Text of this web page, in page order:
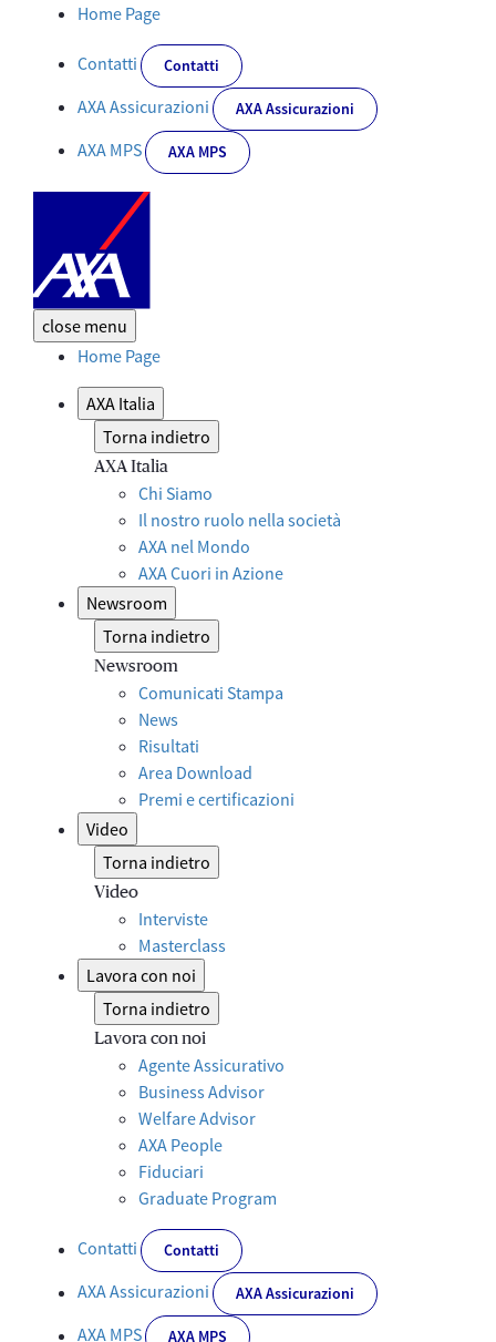
AXA e Banca MPS al fianco delle PMI italiane con servizi di
Home Page
Contatti Contatti
AXA Assicurazioni AXA Assicurazioni
AXA MPS AXA MPS
close menu
Home Page
AXA Italia
Torna indietro
AXA Italia
Chi Siamo
Il nostro ruolo nella società
AXA nel Mondo
AXA Cuori in Azione
Newsroom
Torna indietro
Newsroom
Comunicati Stampa
News
Risultati
Area Download
Premi e certificazioni
Video
Torna indietro
Video
Interviste
Masterclass
Lavora con noi
Torna indietro
Lavora con noi
Agente Assicurativo
Business Advisor
Welfare Advisor
AXA People
Fiduciari
Graduate Program
Contatti Contatti
AXA Assicurazioni AXA Assicurazioni
AXA MPS AXA MPS